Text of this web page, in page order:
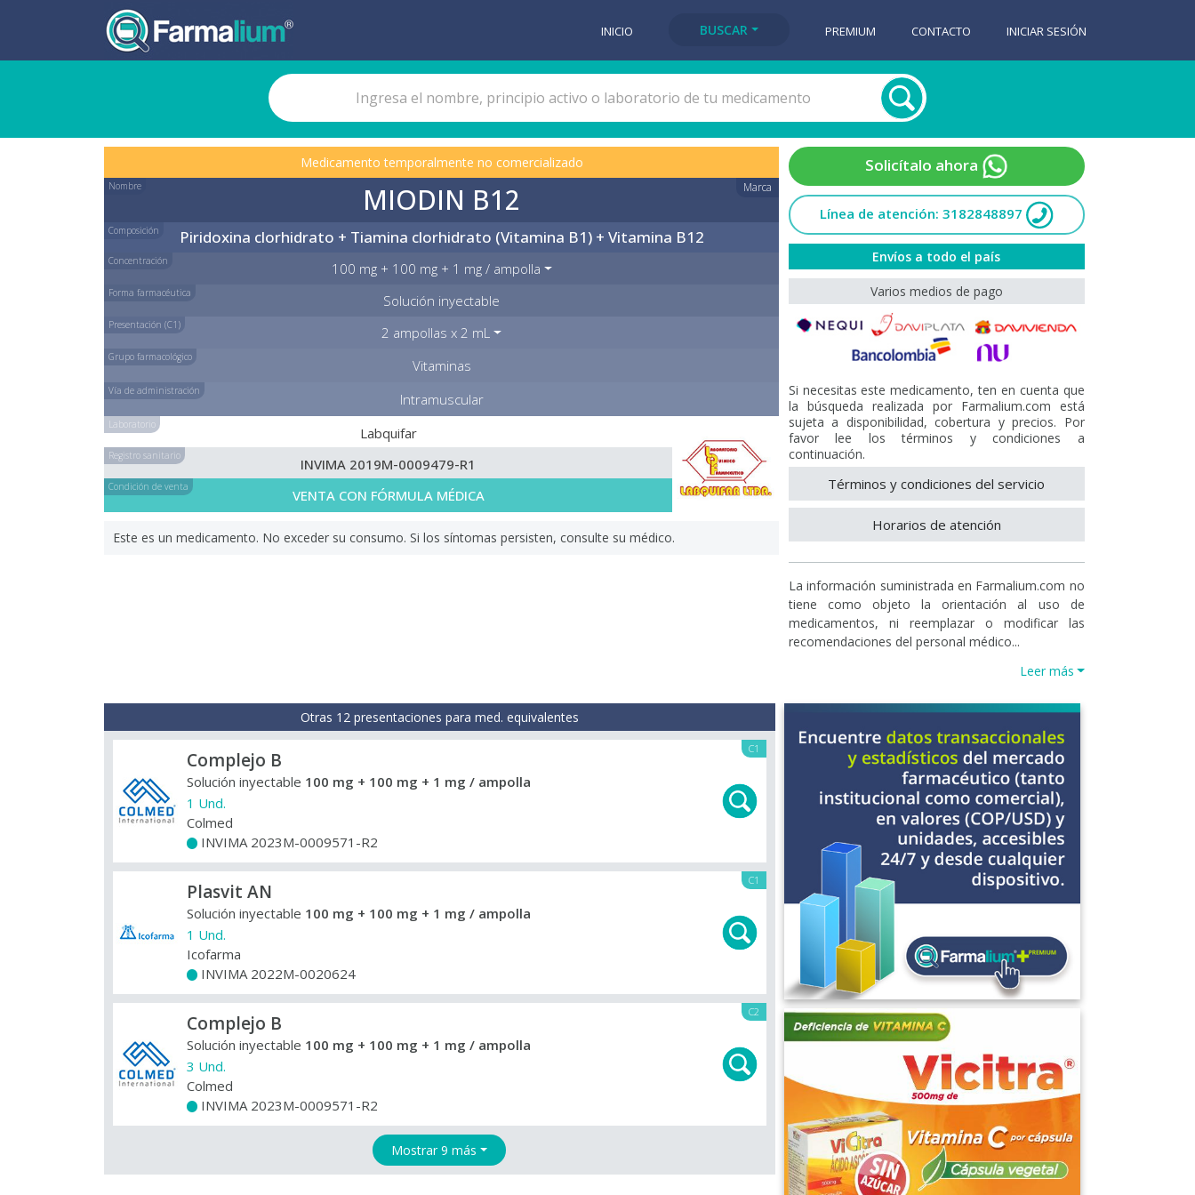
INICIO BUSCAR PREMIUM CONTACTO INICIAR SESIÓN
Medicamento temporalmente no comercializado
Nombre Marca
MIODIN B12
Composición Piridoxina clorhidrato + Tiamina clorhidrato (Vitamina B1) + Vitamina B12
Concentración 100 mg + 100 mg + 1 mg / ampolla
Forma farmacéutica Solución inyectable
Presentación (C1) 2 ampollas x 2 mL
Grupo farmacológico Vitaminas
Vía de administración Intramuscular
Laboratorio Labquifar
Registro sanitario INVIMA 2019M-0009479-R1
Condición de venta VENTA CON FÓRMULA MÉDICA
Este es un medicamento. No exceder su consumo. Si los síntomas persisten, consulte su médico.
Solicítalo ahora
Línea de atención: 3182848897
Envíos a todo el país
Varios medios de pago
Si necesitas este medicamento, ten en cuenta que
la búsqueda realizada por Farmalium.com está
sujeta a disponibilidad, cobertura y precios. Por
favor lee los términos y condiciones a
continuación.
Términos y condiciones del servicio
Horarios de atención
La información suministrada en Farmalium.com no
tiene como objeto la orientación al uso de
medicamentos, ni reemplazar o modificar las
recomendaciones del personal médico...
Leer más
Otras 12 presentaciones para med. equivalentes
C1
Complejo B
Solución inyectable 100 mg + 100 mg + 1 mg / ampolla
1 Und.
Colmed
INVIMA 2023M-0009571-R2
C1
Plasvit AN
Solución inyectable 100 mg + 100 mg + 1 mg / ampolla
1 Und.
Icofarma
INVIMA 2022M-0020624
C2
Complejo B
Solución inyectable 100 mg + 100 mg + 1 mg / ampolla
3 Und.
Colmed
INVIMA 2023M-0009571-R2
Mostrar 9 más